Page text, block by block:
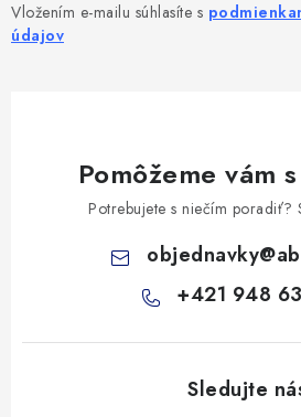
Vložením e-mailu súhlasíte s
údajov
Pomôžeme vám
Potrebujete s niečím poradiť?
objednavky@
+421 948